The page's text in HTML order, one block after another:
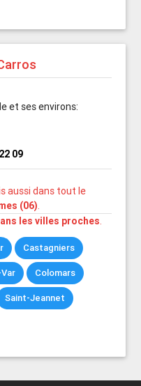
et ses environs:
09
aussi dans tout le
(06).
les villes proches.
Castagniers
Colomars
Saint-Jeannet